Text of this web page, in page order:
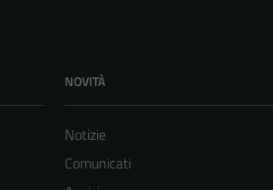
NOVITÀ
Notizie
Comunicati